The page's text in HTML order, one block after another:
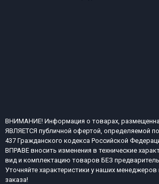
ВНИМАНИЕ! Информация о товарах,
ЯВЛЯЕТСЯ публичной офертой, определяемой
437 Гражданского кодекса Российской
ВПРАВЕ вносить изменения в технические
вид и комплектацию товаров БЕЗ
Уточняйте характеристики у наших
заказа!